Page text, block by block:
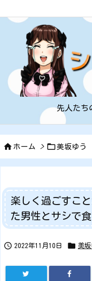
先人たち
 ホーム > 美坂ゆう
楽しく過ごすこ
た男性とサシで
 2022年11月10日  美坂